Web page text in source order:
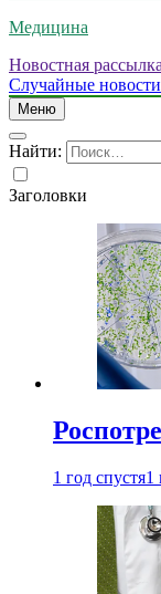
Медицина
Новостная рассылка
Случайные новости
Меню
Найти:
Заголовки
1 год спустя1